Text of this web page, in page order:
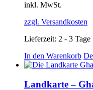
inkl. MwSt.
zzgl. Versandkosten
Lieferzeit: 2 - 3 Tage
In den Warenkorb
Landkarte –